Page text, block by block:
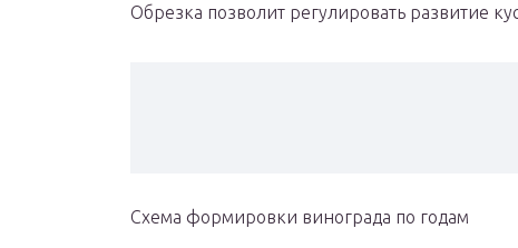
Обрезка позволит регулировать развитие
Схема формировки винограда по годам